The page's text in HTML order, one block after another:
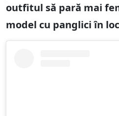
outfitul să pară mai
model cu panglici în